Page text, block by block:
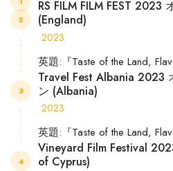
2
RS FILM FILM FEST 2023
(England)
2023
英題:『Taste of the Land,
3
Travel Fest Albania 2023
ン (Albania)
2023
英題:『Taste of the Land,
4
Vineyard Film Festival
of Cyprus)